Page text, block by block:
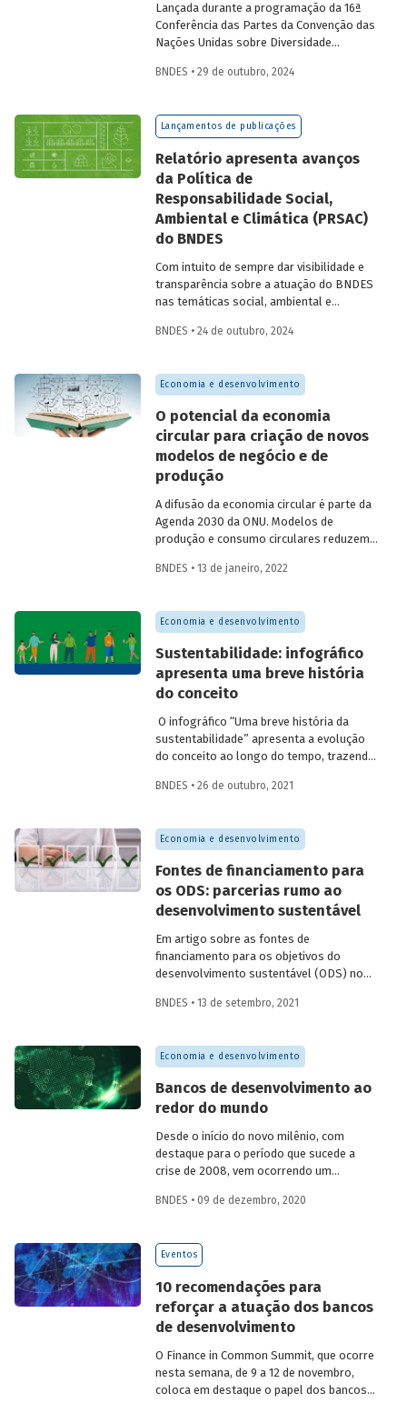
Lançada durante a programação da 16ª
Conferência das Partes da Convenção das
Nações Unidas sobre Diversidade
em Cali, na Colômbia, a publicação
BNDES com a naturezareúne as iniciativas
do Banco voltadas ao tema. A atuação do
cumpra os objetivos firmados no âmbito
do novo Marco Global da Diversidade
Biológica de Kunming-Montreal, em
especial aqueles estabelecidos na
Estratégia e Plano de Ação Nacional para
BNDES • 29 de outubro, 2024
Lançamentos de publicações
Relatório apresenta avanços
da Política de
Responsabilidade Social,
Ambiental e Climática (PRSAC)
do BNDES
Com intuito de sempre dar visibilidade e
transparência sobre a atuação do BNDES
nas temáticas social, ambiental e
destaca ações que concretizaram as
Responsabilidade Social, Ambiental e
Climática (PRSAC) durante o ano de 2023,
desdobramentos no primeiro semestre
de 2024. O documento apresenta
iniciativas operacionais e não
operacionais realizadas pelo BNDES, bem
indicadores de efetividade da política.
BNDES • 24 de outubro, 2024
Economia e desenvolvimento
O potencial da economia
circular para criação de novos
modelos de negócio e de
produção
A difusão da economia circular é parte da
Agenda 2030 da ONU. Modelos de
produção e consumo circulares reduzem
naturais não renováveis, auxiliando ainda
da produção de resíduos. Confira um
resumo do estudo produzido por
analistas do BNDES, que é parte de
publicação sobre economia circular a ser
lançada em fevereiro.
BNDES • 13 de janeiro, 2022
Economia e desenvolvimento
Sustentabilidade: infográfico
apresenta uma breve história
do conceito
O infográfico “Uma breve história da
sustentabilidade” apresenta a evolução
do conceito ao longo do tempo, trazendo
no esforço global em prol do
BNDES • 26 de outubro, 2021
Economia e desenvolvimento
Fontes de financiamento para
os ODS: parcerias rumo ao
desenvolvimento sustentável
Em artigo sobre as fontes de
financiamento para os objetivos do
desenvolvimento sustentável (ODS) no
(UFRJ) e Bianca Scarpeline de Castro
provedores e tomadores de recursos
relacionados aos ODS e quais são os
financiamento, destacando a importância
da coordenação entre os diferentes
financiadores e o papel do BNDES nessa
empreitada.
BNDES • 13 de setembro, 2021
Economia e desenvolvimento
Bancos de desenvolvimento ao
redor do mundo
Desde o início do novo milênio, com
destaque para o período que sucede a
crise de 2008, vem ocorrendo um
desenvolvimento (BD) como
econômica. Em sintonia com essa
tendência e buscando preencher a
dessas instituições, o Inse e a
AFD desenvolveram em colaboração uma
ampla e inédita base de dados sobre o
instituições estão distribuídas pelo
mundo, em que áreas atuam e de que
forma contribuem para a promoção dos
BNDES • 09 de dezembro, 2020
Eventos
10 recomendações para
reforçar a atuação dos bancos
de desenvolvimento
O Finance in Common Summit, que ocorre
nesta semana, de 9 a 12 de novembro,
coloca em destaque o papel dos bancos